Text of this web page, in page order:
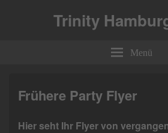
Trinity
Menü
Frühere Party Flyer
Hier seht Ihr Flyer von